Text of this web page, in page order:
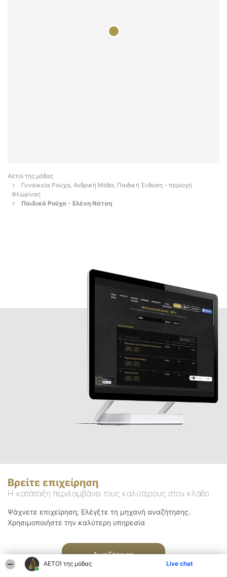
ΑΕΤΟΊ της μόδας Live chat
Αετοί της μόδας
Γυναικεία Ρούχα, Ανδρική Μόδα, Παιδική Ένδυση - περιοχή
Φλώρινας
Παιδικά Ρούχα - Ελένη Νάτση
Βρείτε επιχείρηση
Η κατάταξη περιλαμβάνει τους καλύτερους στον κλάδο
Ψάχνετε επιχείρηση; Ελέγξτε τη μηχανή αναζήτησης.
Χρησιμοποιήστε την καλύτερη υπηρεσία
Αναζήτηση